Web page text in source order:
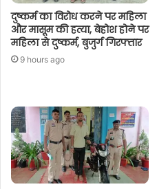
दुष्कर्म का विरोध करने पर महिला
और मासूम की हत्या, बेहोश होने पर
महिला से दुष्कर्म, बुजुर्ग गिरफ्तार
9 hours ago